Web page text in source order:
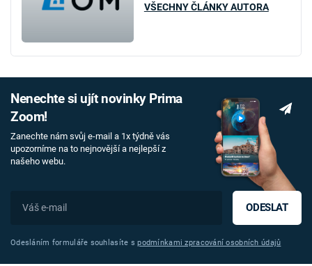
VŠECHNY ČLÁNKY AUTORA
Nenechte si ujít novinky Prima
Zoom!
Zanechte nám svůj e-mail a 1x týdně vás
upozorníme na to nejnovější a nejlepší z
našeho webu.
ODESLAT
Odesláním formuláře souhlasíte spodmínkami zpracování osobních údajů